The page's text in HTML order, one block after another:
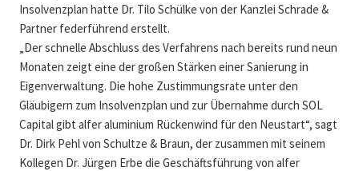
Insolvenzplan hatte Dr. Tilo Schülke von der Kanzlei Schrade &
Partner federführend erstellt.
„Der schnelle Abschluss des Verfahrens nach bereits rund neun
Monaten zeigt eine der großen Stärken einer Sanierung in
Eigenverwaltung. Die hohe Zustimmungsrate unter den
Gläubigern zum Insolvenzplan und zur Übernahme durch SOL
Capital gibt alfer aluminium Rückenwind für den Neustart“, sagt
Dr. Dirk Pehl von Schultze & Braun, der zusammen mit seinem
Kollegen Dr. Jürgen Erbe die Geschäftsführung von alfer